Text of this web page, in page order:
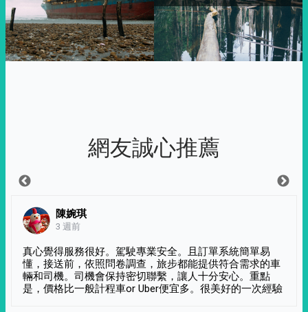
網友誠心推薦
陳婉琪
3 週前
真心覺得服務很好。駕駛專業安全。且訂單系統簡單易
懂，接送前，依照問卷調查，旅步都能提供符合需求的車
輛和司機。司機會保持密切聯繫，讓人十分安心。重點
是，價格比一般計程車or Uber便宜多。很美好的一次經驗